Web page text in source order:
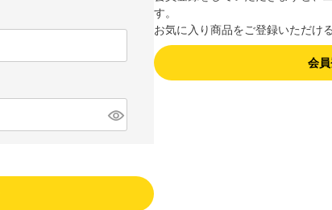
す。
お気に入り商品をご登録いただけ
会